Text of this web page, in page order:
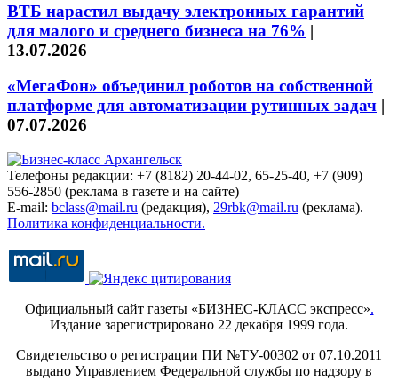
ВТБ нарастил выдачу электронных гарантий
для малого и среднего бизнеса на 76% |
13.07.2026
«МегаФон» объединил роботов на собственной
платформе для автоматизации рутинных задач |
07.07.2026
Телефоны редакции: +7 (8182) 20-44-02, 65-25-40, +7 (909)
556-2850 (реклама в газете и на сайте)
E-mail: bclass@mail.ru (редакция), 29rbk@mail.ru (реклама).
Политика конфиденциальности.
Официальный сайт газеты «БИЗНЕС-КЛАСС экспресс».
Издание зарегистрировано 22 декабря 1999 года.
Свидетельство о регистрации ПИ №ТУ-00302 от 07.10.2011
выдано Управлением Федеральной службы по надзору в